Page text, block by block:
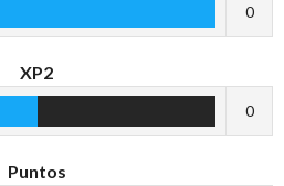
0
XP2
0
Puntos